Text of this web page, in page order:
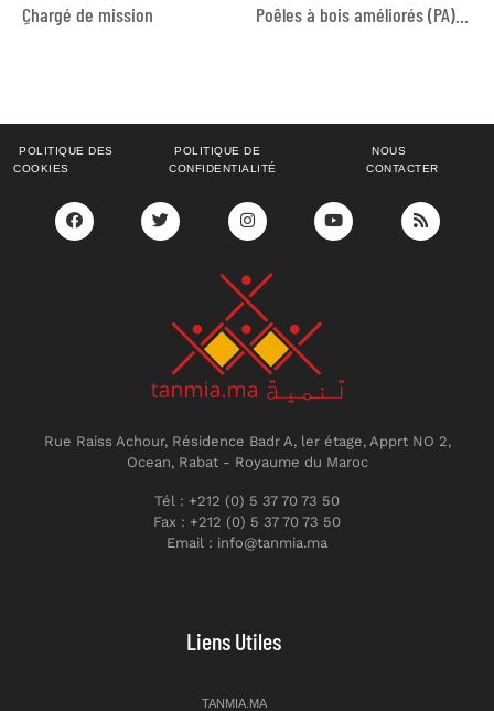
ِChargé de mission Poêles à bois améliorés (PA) de haut rendement thermique
POLITIQUE DES
COOKIES
POLITIQUE DE
CONFIDENTIALITÉ
NOUS
CONTACTER
Rue Raiss Achour, Résidence Badr A, ler étage, Apprt NO 2,
Ocean, Rabat - Royaume du Maroc
Tél : +212 (0) 5 37 70 73 50
Fax : +212 (0) 5 37 70 73 50
Email : info@tanmia.ma
Liens Utiles
TANMIA.MA